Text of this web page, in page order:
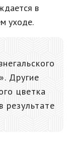
в
уходе.
Другие
цветка
результате